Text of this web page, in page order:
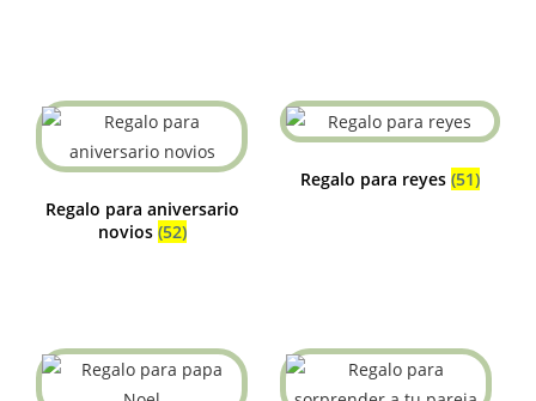
Regalo para aniversario
novios (52)
Regalo para reyes (51)